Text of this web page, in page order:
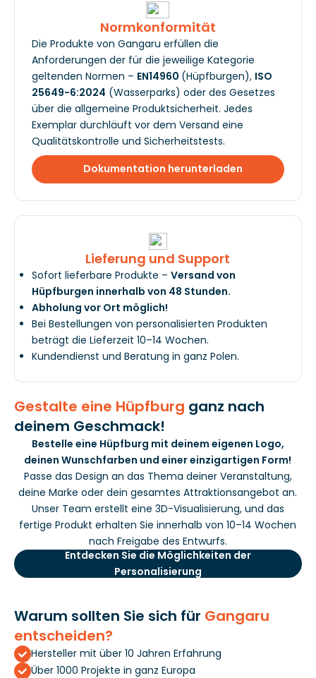
Normkonformität
Die Produkte von Gangaru erfüllen die
Anforderungen der für die jeweilige Kategorie
geltenden Normen – EN14960 (Hüpfburgen), ISO
25649-6:2024 (Wasserparks) oder des Gesetzes
über die allgemeine Produktsicherheit. Jedes
Exemplar durchläuft vor dem Versand eine
Qualitätskontrolle und Sicherheitstests.
Dokumentation herunterladen
Lieferung und Support
Sofort lieferbare Produkte – Versand von
Hüpfburgen innerhalb von 48 Stunden.
Abholung vor Ort möglich!
Bei Bestellungen von personalisierten Produkten
beträgt die Lieferzeit 10–14 Wochen.
Kundendienst und Beratung in ganz Polen.
Gestalte eine Hüpfburg ganz nach
deinem Geschmack!
Bestelle eine Hüpfburg mit deinem eigenen Logo,
deinen Wunschfarben und einer einzigartigen Form!
Passe das Design an das Thema deiner Veranstaltung,
deine Marke oder dein gesamtes Attraktionsangebot an.
Unser Team erstellt eine 3D-Visualisierung, und das
fertige Produkt erhalten Sie innerhalb von 10–14 Wochen
nach Freigabe des Entwurfs.
Entdecken Sie die Möglichkeiten der
Personalisierung
Warum sollten Sie sich für Gangaru
entscheiden?
Hersteller mit über 10 Jahren Erfahrung
Über 1000 Projekte in ganz Europa